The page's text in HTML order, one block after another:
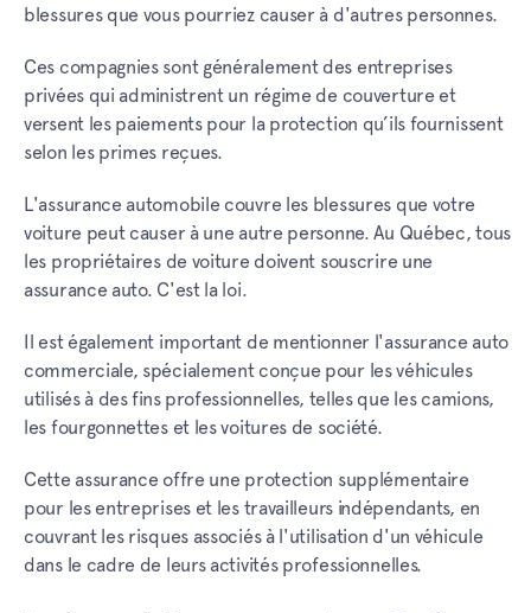
blessures que vous pourriez causer à d'autres personnes.
Ces compagnies sont généralement des entreprises
privées qui administrent un régime de couverture et
versent les paiements pour la protection qu’ils fournissent
selon les primes reçues.
L'assurance automobile couvre les blessures que votre
voiture peut causer à une autre personne. Au Québec, tous
les propriétaires de voiture doivent souscrire une
assurance auto. C'est la loi.
Il est également important de mentionner l'assurance auto
commerciale, spécialement conçue pour les véhicules
utilisés à des fins professionnelles, telles que les camions,
les fourgonnettes et les voitures de société.
Cette assurance offre une protection supplémentaire
pour les entreprises et les travailleurs indépendants, en
couvrant les risques associés à l'utilisation d'un véhicule
dans le cadre de leurs activités professionnelles.